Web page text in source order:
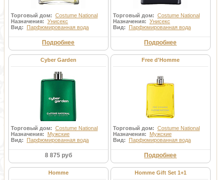
Торговый дом: Costume National
Назначения: Унисекс
Вид: Парфюмированная вода
Подробнее
Торговый дом: Costume National
Назначения: Унисекс
Вид: Парфюмированная вода
Подробнее
Cyber Garden
Торговый дом: Costume National
Назначения: Мужские
Вид: Парфюмированная вода
8 875 руб
Free d'Homme
Торговый дом: Costume National
Назначения: Мужские
Вид: Парфюмированная вода
Подробнее
Homme Homme Gift Set 1+1